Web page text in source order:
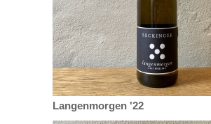
Langenmorgen '22